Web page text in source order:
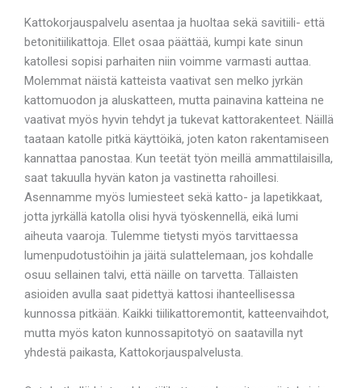
Kattokorjauspalvelu asentaa ja huoltaa sekä savitiili- että
betonitiilikattoja. Ellet osaa päättää, kumpi kate sinun
katollesi sopisi parhaiten niin voimme varmasti auttaa.
Molemmat näistä katteista vaativat sen melko jyrkän
kattomuodon ja aluskatteen, mutta painavina katteina ne
vaativat myös hyvin tehdyt ja tukevat kattorakenteet. Näillä
taataan katolle pitkä käyttöikä, joten katon rakentamiseen
kannattaa panostaa. Kun teetät työn meillä ammattilaisilla,
saat takuulla hyvän katon ja vastinetta rahoillesi.
Asennamme myös lumiesteet sekä katto- ja lapetikkaat,
jotta jyrkällä katolla olisi hyvä työskennellä, eikä lumi
aiheuta vaaroja. Tulemme tietysti myös tarvittaessa
lumenpudotustöihin ja jäitä sulattelemaan, jos kohdalle
osuu sellainen talvi, että näille on tarvetta. Tällaisten
asioiden avulla saat pidettyä kattosi ihanteellisessa
kunnossa pitkään. Kaikki tiilikattoremontit, katteenvaihdot,
mutta myös katon kunnossapitotyö on saatavilla nyt
yhdestä paikasta, Kattokorjauspalvelusta.